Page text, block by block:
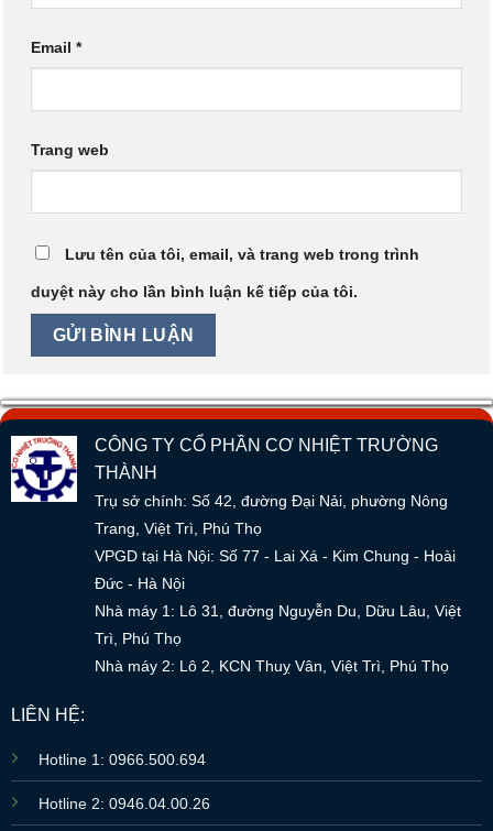
Email *
Trang web
Lưu tên của tôi, email, và trang web trong trình
duyệt này cho lần bình luận kế tiếp của tôi.
CÔNG TY CỔ PHẦN CƠ NHIỆT TRƯỜNG
THÀNH
Trụ sở chính: Số 42, đường Đại Nải, phường Nông
Trang, Việt Trì, Phú Thọ
VPGD tại Hà Nội: Số 77 - Lai Xá - Kim Chung - Hoài
Đức - Hà Nội
Nhà máy 1: Lô 31, đường Nguyễn Du, Dữu Lâu, Việt
Trì, Phú Thọ
Nhà máy 2: Lô 2, KCN Thuỵ Vân, Việt Trì, Phú Thọ
LIÊN HỆ:
Hotline 1: 0966.500.694
Hotline 2: 0946.04.00.26